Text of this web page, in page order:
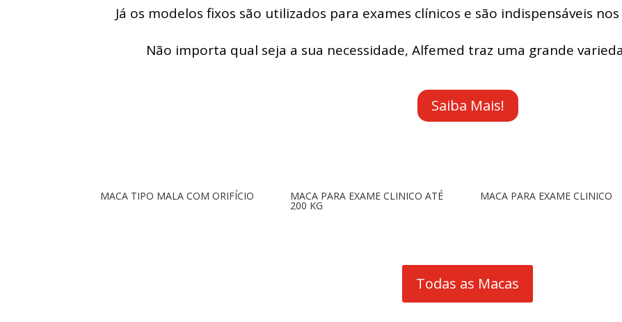
Já os modelos fixos são utilizados para exames clínicos e são indispensáveis
Não importa qual seja a sua necessidade, Alfemed traz uma grande
Saiba Mais!
MACA TIPO MALA COM ORIFÍCIO MACA PARA EXAME CLINICO ATÉ
200 KG
MACA PARA EXAME CLINICO
Todas as Macas